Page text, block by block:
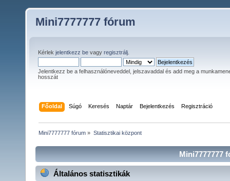
Mini7777777 fórum
Kérlek jelentkezz be vagy regisztrálj
Jelentkezz be a felhasználóneveddel, jelszavaddal és add meg a
hosszát
Főoldal Súgó Keresés Naptár Bejelentkezés Regisztráció
Mini7777777 fórum » Statisztikai központ
Mini7777777
Általános statisztikák